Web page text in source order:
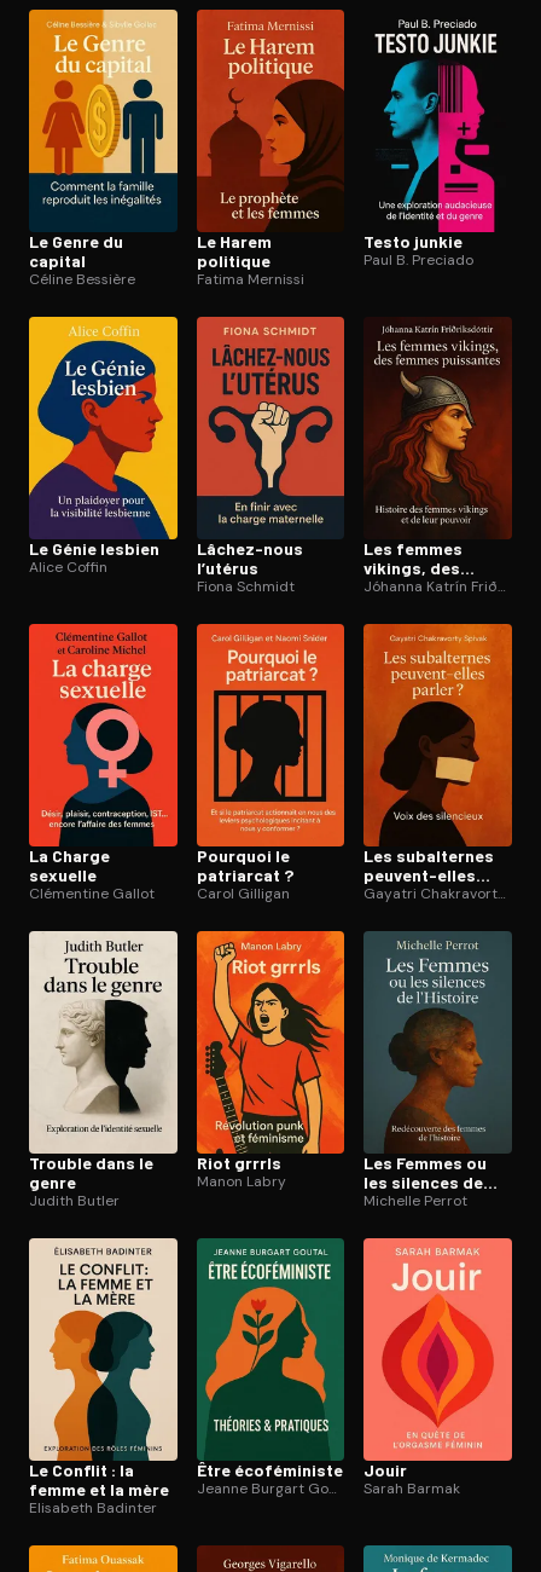
Le Genre du
capital
Céline Bessière
Le Harem
politique
Fatima Mernissi
Testo junkie
Paul B. Preciado
Le Génie lesbien
Alice Coffin
Lâchez-nous
l’utérus
Fiona Schmidt
Les femmes
vikings, des
femmes
Jóhanna Katrín Friðriksdóttir
La Charge
sexuelle
Clémentine Gallot
Pourquoi le
patriarcat ?
Carol Gilligan
Les subalternes
peuvent-elles
parler ?
Gayatri Chakravorty Spivak
Trouble dans le
genre
Judith Butler
Riot grrrls
Manon Labry
Les Femmes ou
les silences de
l’Histoire
Michelle Perrot
Le Conflit : la
femme et la mère
Elisabeth Badinter
Être éco­fé­mi­niste
Jeanne Burgart Goutal
Jouir
Sarah Barmak